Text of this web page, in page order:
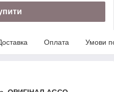
Оплата Умови